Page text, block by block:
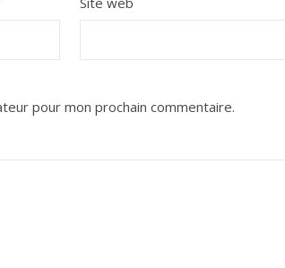
pour mon prochain commentaire.